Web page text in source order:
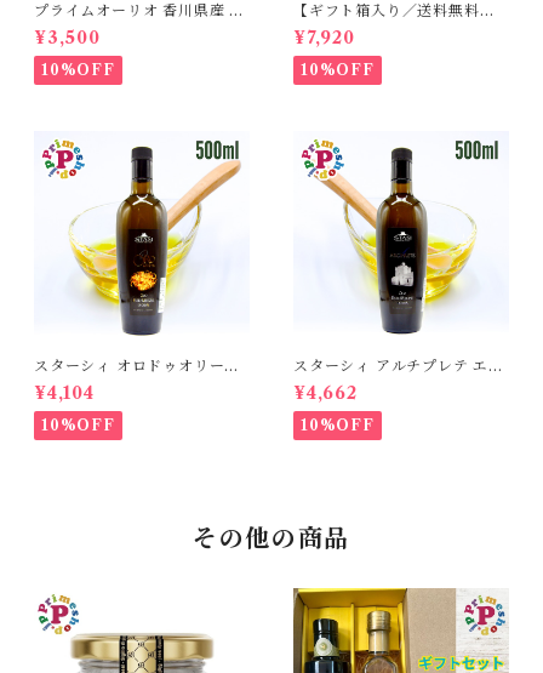
プライムオーリオ 香川県産 ミ
ッション種100% エキストラ
バージンオリーブオイル フー
ドアドベンチャー PRIME 高
級
¥3,500
10%OFF
【ギフト箱入り／送料無料】
プライムオーリオ香川ミッシ
ョン エキストラバージンオリ
ーブオイル と プライムオーリ
オ香川ルッカ エキストラバー
¥7,920
10%OFF
スターシィ オロドゥオリーヴ
ァ エキストラバージン オリー
ブオイル 500ml イタリア プ
ーリア産 STASI ORO d'Oliva
スタシィ 酸度0.13 賞味期限2
¥4,104
10%OFF
スターシィ アルチプレテ エキ
ストラバージン オリーブオイ
ル 500ml イタリア プーリア
産 STASI Arciprete スタシ
ィ 酸度0.15 賞味期限2027年3
¥4,662
10%OFF
その他の商品